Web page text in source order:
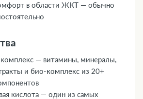
в области ЖКТ — обычно
— витамины, минералы,
и био-комплекс из 20+
кислота — один из самых